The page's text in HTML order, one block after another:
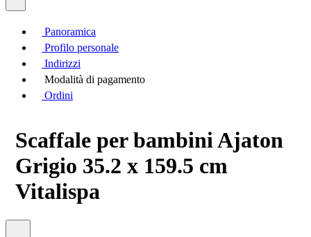
Panoramica
Profilo personale
Indirizzi
Modalità di pagamento
Ordini
Scaffale per bambini Ajaton
Grigio 35.2 x 159.5 cm
Vitalispa